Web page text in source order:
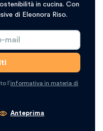
in cucina. Con
di Eleonora Riso.
l’informativa in materia di
Anteprima